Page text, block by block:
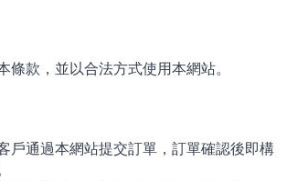
條款，並以合法方式使用本網站。
戶通過本網站提交訂單，訂單確認後即構